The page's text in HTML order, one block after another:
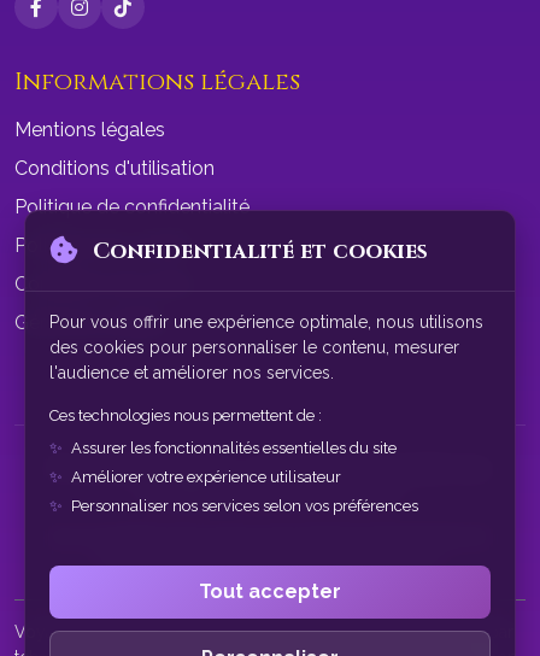
Informations légales
Mentions légales
Conditions d'utilisation
Politique de confidentialité
Politique de cookies
Conditions de vente
Gérer les cookies
© 2026 SphereAstrale - Voyance par tchat gratuit sans
inscription. Tous droits réservés.
Voyance par tchat • Tchat voyance gratuit • Voyance gratuite par
Confidentialité et cookies
Pour vous offrir une expérience optimale, nous utilisons
des cookies pour personnaliser le contenu, mesurer
l'audience et améliorer nos services.
Ces technologies nous permettent de :
Assurer les fonctionnalités essentielles du site
Améliorer votre expérience utilisateur
Personnaliser nos services selon vos préférences
Tout accepter